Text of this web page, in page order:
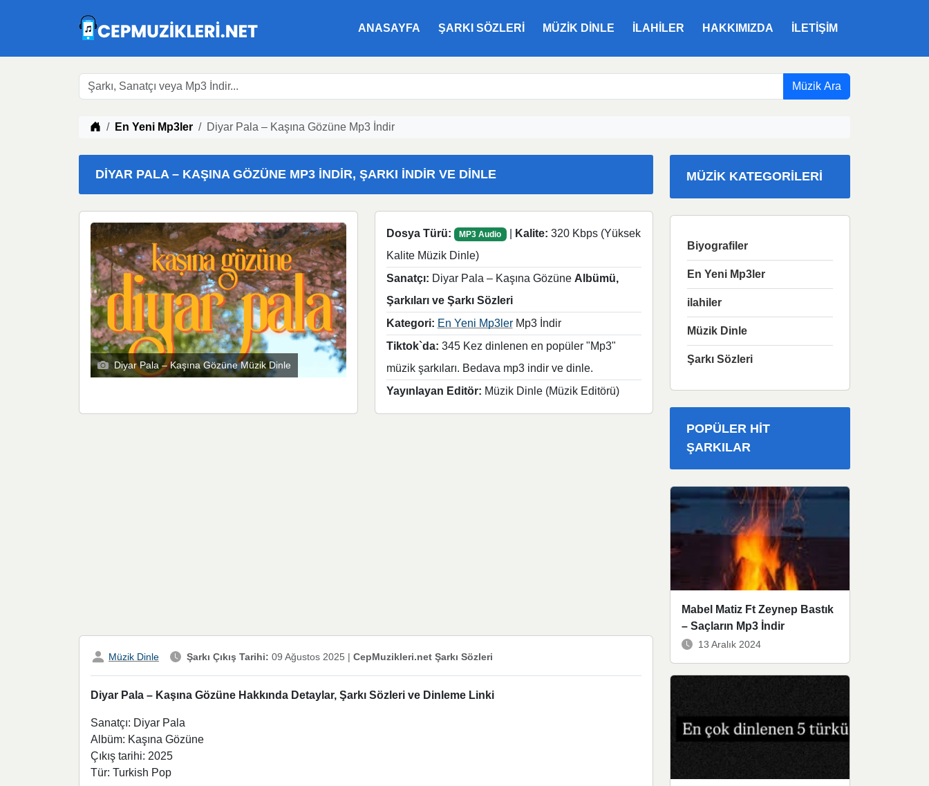
ANASAYFA ŞARKI SÖZLERI MÜZIK DINLE ILAHILER HAKKIMIZDA İLETIŞIM
Müzik Ara
Müzik indir
En Yeni Mp3ler Diyar Pala – Kaşına Gözüne Mp3 İndir
DIYAR PALA – KAŞINA GÖZÜNE MP3 İNDIR, ŞARKI İNDIR VE DINLE
Diyar Pala – Kaşına Gözüne Müzik Dinle
Dosya Türü: MP3 Audio Kalite: 320 Kbps (Yüksek
Kalite Müzik Dinle)
Sanatçı: Diyar Pala – Kaşına Gözüne Albümü,
Şarkıları ve Şarkı Sözleri
Kategori: En Yeni Mp3lerMp3 İndir
Tiktok`da: 345 Kez dinlenen en popüler "Mp3"
müzik şarkıları. Bedava mp3 indir ve dinle.
Yayınlayan Editör: Müzik Dinle (Müzik Editörü)
Müzik Dinle Şarkı Çıkış Tarihi: 09 Ağustos 2025 | CepMuzikleri.net Şarkı Sözleri
Diyar Pala – Kaşına Gözüne Hakkında Detaylar, Şarkı Sözleri ve Dinleme Linki
Sanatçı: Diyar Pala
Albüm: Kaşına Gözüne
Çıkış tarihi: 2025
Tür: Turkish Pop
MÜZIK KATEGORILERI
Biyografiler
En Yeni Mp3ler
ilahiler
Müzik Dinle
Şarkı Sözleri
POPÜLER HIT
ŞARKILAR
Mabel Matiz Ft Zeynep Bastık
– Saçların Mp3 İndir
13 Aralık 2024